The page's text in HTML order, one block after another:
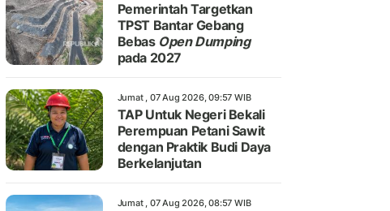
Pemerintah Targetkan
TPST Bantar Gebang
Bebas Open Dumping
pada 2027
Jumat , 07 Aug 2026, 09:57 WIB
TAP Untuk Negeri Bekali
Perempuan Petani Sawit
dengan Praktik Budi Daya
Berkelanjutan
Jumat , 07 Aug 2026, 08:57 WIB